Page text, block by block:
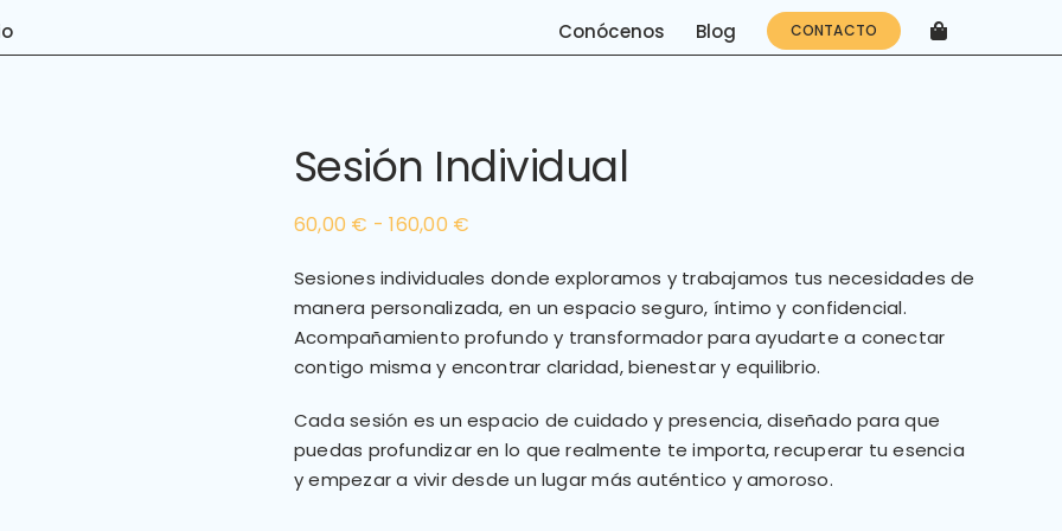
Conócenos Blog CONTACTO
Sesión Individual
60,00 € - 160,00 €
precios:
desde
60,00 €
hasta
Sesiones individuales donde exploramos y trabajamos tus necesidades de
manera personalizada, en un espacio seguro, íntimo y confidencial.
Acompañamiento profundo y transformador para ayudarte a conectar
contigo misma y encontrar claridad, bienestar y equilibrio.
Cada sesión es un espacio de cuidado y presencia, diseñado para que
puedas profundizar en lo que realmente te importa, recuperar tu esencia
y empezar a vivir desde un lugar más auténtico y amoroso.